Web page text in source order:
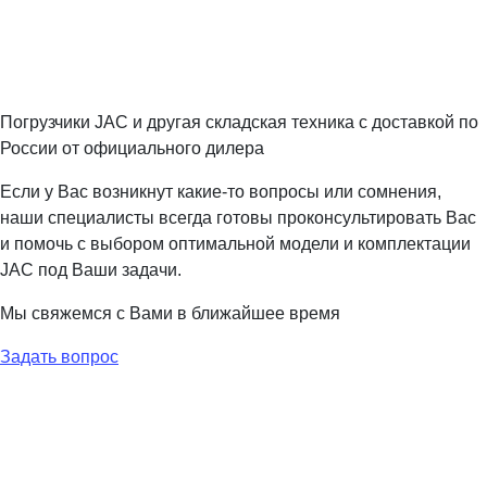
Погрузчики JAC и другая складская техника с доставкой по
России от официального дилера
Если у Вас возникнут какие-то вопросы или сомнения,
наши специалисты всегда готовы проконсультировать Вас
и помочь с выбором оптимальной модели и комплектации
JAC под Ваши задачи.
Мы свяжемся с Вами в ближайшее время
Задать вопрос